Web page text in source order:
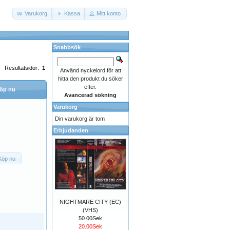
Varukorg Kassa Mitt konto
Resultatsidor: 1
nu
nu
Snabbsök
Använd nyckelord för att
hitta den produkt du söker
efter.
Avancerad sökning
Varukorg
Din varukorg är tom
Erbjudanden
NIGHTMARE CITY (EC)
(VHS)
50.00Sek
20.00Sek